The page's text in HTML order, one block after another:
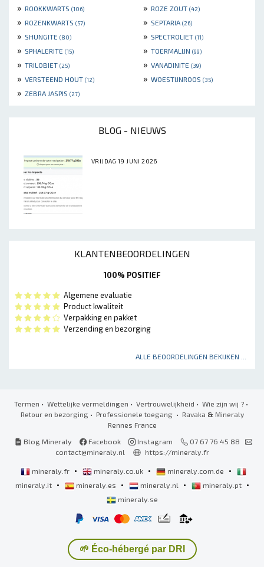
» ROOKKWARTS (106) » ROZE ZOUT (42)
» ROZENKWARTS (57) » SEPTARIA (26)
» SHUNGITE (80) » SPECTROLIET (11)
» SPHALERITE (15) » TOERMALIJN (99)
» TRILOBIET (25) » VANADINITE (39)
» VERSTEEND HOUT (12) » WOESTIJNROOS (35)
» ZEBRA JASPIS (27)
BLOG - NIEUWS
VRIJDAG 19 JUNI 2026
KLANTENBEOORDELINGEN
100% POSITIEF
Algemene evaluatie
Product kwaliteit
Verpakking en pakket
Verzending en bezorging
ALLE BEOORDELINGEN BEKIJKEN ...
Termen • Wettelijke vermeldingen • Vertrouwelijkheid • Wie zijn wij ? •
Retour en bezorging• Professionele toegang • Ravaka & Mineraly
Rennes France
Blog Mineraly
Facebook Instagram
07 67 76 45 88
contact@mineraly.nl
https://mineraly.fr
mineraly.fr • mineraly.co.uk • mineraly.com.de •
mineraly.it • mineraly.es • mineraly.nl • mineraly.pt •
mineraly.se
🌱 Éco-hébergé par DRI